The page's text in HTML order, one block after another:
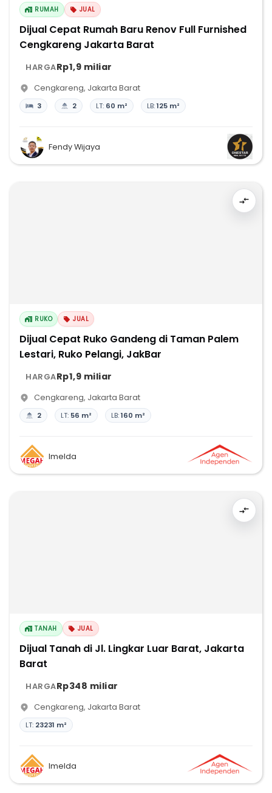
RUMAH JUAL
Dijual Cepat Rumah Baru Renov Full Furnished
Cengkareng Jakarta Barat
HARGARp1,9 miliar
Cengkareng, Jakarta Barat
3 2 LT: 60 m² LB:125 m²
Fendy Wijaya
RUKO JUAL
Dijual Cepat Ruko Gandeng di Taman Palem
Lestari, Ruko Pelangi, JakBar
HARGARp1,9 miliar
Cengkareng, Jakarta Barat
2 LT: 56 m² LB:160 m²
Imelda
TANAH JUAL
Dijual Tanah di Jl. Lingkar Luar Barat, Jakarta
Barat
HARGARp348 miliar
Cengkareng, Jakarta Barat
LT: 23231 m²
Imelda